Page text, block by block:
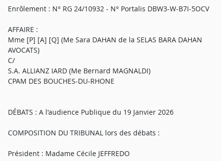
Enrôlement : N° RG 24/10932 - N° Portalis DBW3-W-B7I-5OCV
AFFAIRE :
Mme [P] [A] [Q] (Me Sara DAHAN de la SELAS BARA DAHAN
AVOCATS)
C/
S.A. ALLIANZ IARD (Me Bernard MAGNALDI)
CPAM DES BOUCHES-DU-RHONE
DÉBATS : A l'audience Publique du 19 Janvier 2026
COMPOSITION DU TRIBUNAL lors des débats :
Président : Madame Cécile JEFFREDO